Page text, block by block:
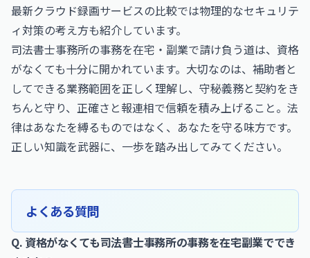
最新クラウド録画サービスの比較では物理的なセキュリテ
ィ対策の考え方も紹介しています。
司法書士事務所の事務を在宅・副業で請け負う道は、資格
がなくても十分に開かれています。大切なのは、補助者と
してできる業務範囲を正しく理解し、守秘義務と契約をき
ちんと守り、正確さと報連相で信頼を積み上げること。法
律はあなたを縛るものではなく、あなたを守る味方です。
正しい知識を武器に、一歩を踏み出してみてください。
よくある質問
Q. 資格がなくても司法書士事務所の事務を在宅副業ででき